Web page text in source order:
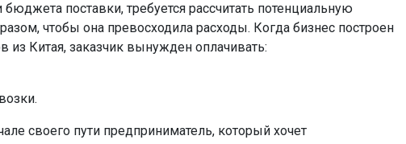
поставки, требуется рассчитать потенциальную
чтобы она превосходила расходы. Когда бизнес построен
из Китая, заказчик вынужден оплачивать:
своего пути предприниматель, который хочет